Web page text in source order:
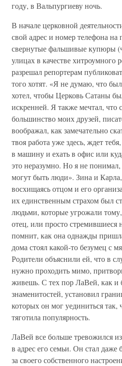
году, в Вальпургиеву ночь.
В начале церковной
свой адрес и номер телефона на
свернутые фальшивые купюры
улицах в качестве хитроумного
разрешал репортерам
того хотят. «Я не думаю, что
хотел, чтобы Церковь Сатаны
искренней. Я также мечтал, что
большинство моих друзей,
воображал, как замечательно
твоя работа уже здесь, ждет
в машину и ехать в офис или
это неразумно. Но я не
могут быть люди». Зина и
восхищаясь отцом и его
их единственным страхом был
людьми, которые угрожали
отец, или просто стремившиеся
помнит, как она однажды
дома стоял какой-то безумец с
Родители объяснили ей, что в
нужно проходить мимо,
живешь. С тех пор ЛаВей, как и
знаменитостей, установил
которых он мог уединиться так,
тяготила популярность.
ЛаВей все больше тревожился
в адрес его семьи. Он стал
за своего собственного